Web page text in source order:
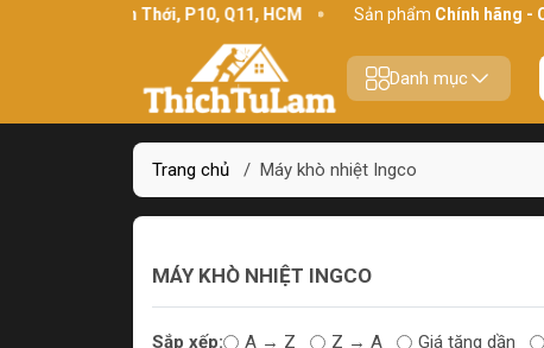
234 Bình Thới, P10, Q11, HCM Sản phẩmChính hãng -
Danh mục
Trang chủ / Máy khò nhiệt Ingco
MÁY KHÒ NHIỆT INGCO
Sắp xếp: A → Z Z → A Giá tăng dần